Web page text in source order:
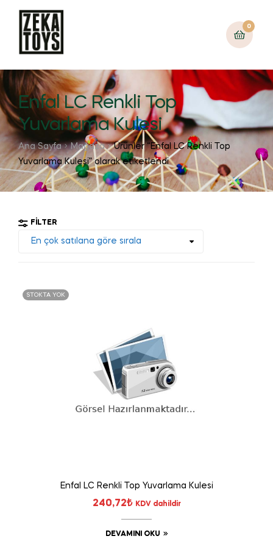
0
Enfal LC Renkli Top
Yuvarlama Kulesi
Ana Sayfa Mağaza
Ürünler “Enfal LC Renkli Top
Yuvarlama Kulesi” olarak etiketlendi
FILTER
STOKTA YOK
Enfal LC Renkli Top Yuvarlama Kulesi
240,72₺ KDV dahildir
DEVAMINI OKU